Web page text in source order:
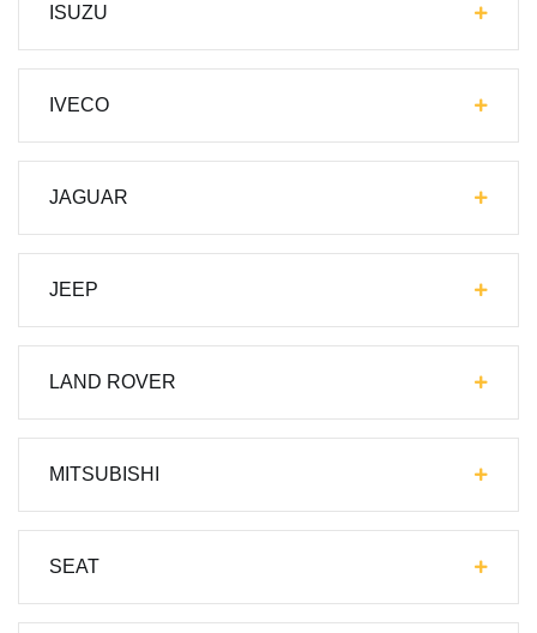
ISUZU
IVECO
JAGUAR
JEEP
LAND ROVER
MITSUBISHI
SEAT